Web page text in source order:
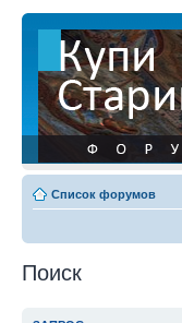
Список форумов
Поиск